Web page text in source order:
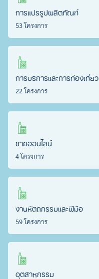
การแปรรูปผลิตภัณฑ์
53 โครงการ
การบริการและการท่องเที่ยว
22 โครงการ
ขายออนไลน์
4 โครงการ
งานหัตถกรรมและฝีมือ
59 โครงการ
อุตสาหกรรม